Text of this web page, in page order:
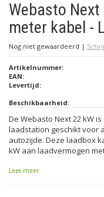
Webasto Next
meter kabel -
Nog niet gewaardeerd |
Artikelnummer:
EAN:
Levertijd:
Beschikbaarheid:
De Webasto Next 22 kW
laadstation geschikt voor
autozijde. Deze laadbox
kW aan laadvermogen
Lees meer